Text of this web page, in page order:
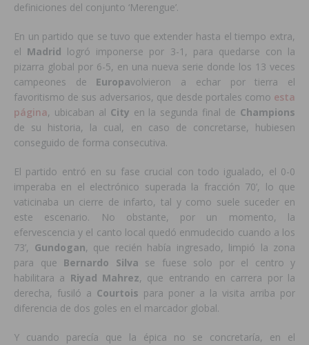
definiciones del conjunto ‘Merengue’.
En un partido que se tuvo que extender hasta el tiempo extra,
el Madrid logró imponerse por 3-1, para quedarse con la
pizarra global por 6-5, en una nueva serie donde los 13 veces
campeones de Europavolvieron a echar por tierra el
favoritismo de sus adversarios, que desde portales como esta
página, ubicaban al City en la segunda final de Champions
de su historia, la cual, en caso de concretarse, hubiesen
conseguido de forma consecutiva.
El partido entró en su fase crucial con todo igualado, el 0-0
imperaba en el electrónico superada la fracción 70’, lo que
vaticinaba un cierre de infarto, tal y como suele suceder en
este escenario. No obstante, por un momento, la
efervescencia y el canto local quedó enmudecido cuando a los
73’, Gundogan, que recién había ingresado, limpió la zona
para que Bernardo Silva se fuese solo por el centro y
habilitara a Riyad Mahrez, que entrando en carrera por la
derecha, fusiló a Courtois para poner a la visita arriba por
diferencia de dos goles en el marcador global.
Y cuando parecía que la épica no se concretaría, en el